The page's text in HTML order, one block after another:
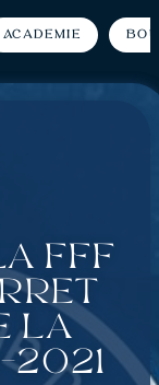
Académie
FFF
la